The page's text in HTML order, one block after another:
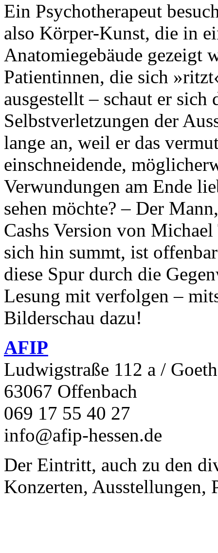
Ein Psychotherapeut
also Körper-Kunst, die in
Anatomiegebäude gezeigt
Patientinnen, die sich
ausgestellt – schaut er sich
Selbstverletzungen der
lange an, weil er das
einschneidende,
Verwundungen am Ende
sehen möchte? – Der
Cashs Version von
sich hin summt, ist
diese Spur durch die
Lesung mit verfolgen –
Bilderschau dazu!
AFIP
Ludwigstraße 112 a /
63067 Offenbach
069 17 55 40 27
info@afip-hessen.de
Der Eintritt, auch zu den
Konzerten, Ausstellungen,